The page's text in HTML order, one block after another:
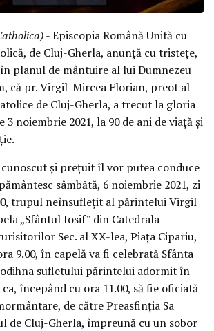
- Episcopia Română Unită cu
de Cluj-Gherla, anunță cu tristețe,
planul de mântuire al lui Dumnezeu
că pr. Virgil-Mircea Florian, preot al
de Cluj-Gherla, a trecut la gloria
3 noiembrie 2021, la 90 de ani de viață și
și prețuit îl vor putea conduce
sâmbătă, 6 noiembrie 2021, zi
trupul neînsuflețit al părintelui Virgil
„Sfântul Iosif” din Catedrala
Sec. al XX-lea, Piața Cipariu,
9.00, în capelă va fi celebrată Sfânta
sufletului părintelui adormit în
începând cu ora 11.00, să fie oficiată
de către Preasfinția Sa
de Cluj-Gherla, împreună cu un sobor